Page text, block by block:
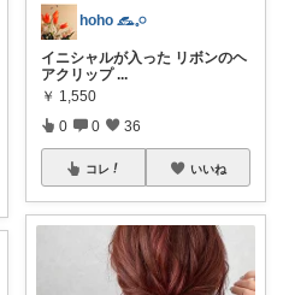
hoho 𓃺𓈒𓏸
イニシャルが入った リボンのヘ
アクリップ...
￥ 1,550
0 0 36
コレ いいね